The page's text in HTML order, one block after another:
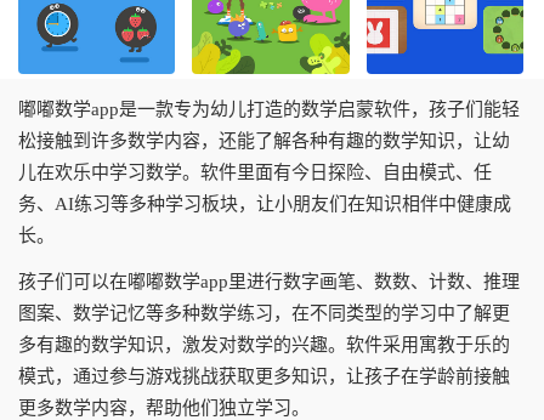
嘟嘟数学app是一款专为幼儿打造的数学启蒙软件，孩子们能轻
松接触到许多数学内容，还能了解各种有趣的数学知识，让幼
儿在欢乐中学习数学。软件里面有今日探险、自由模式、任
务、AI练习等多种学习板块，让小朋友们在知识相伴中健康成
长。
孩子们可以在嘟嘟数学app里进行数字画笔、数数、计数、推理
图案、数学记忆等多种数学练习，在不同类型的学习中了解更
多有趣的数学知识，激发对数学的兴趣。软件采用寓教于乐的
模式，通过参与游戏挑战获取更多知识，让孩子在学龄前接触
更多数学内容，帮助他们独立学习。